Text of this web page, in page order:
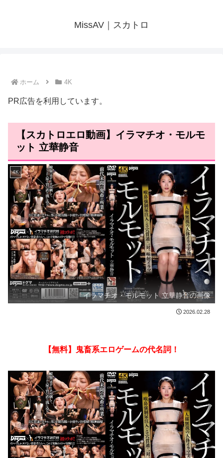
MissAV｜スカトロ
ホーム 4K
PR広告を利用しています。
【スカトロエロ動画】イラマチオ・モルモ
ット 立華静音
4K
イラマチオ・モルモット 立華静音の画像
2026.02.28
【無料】鬼畜系エロゲームの代名詞！